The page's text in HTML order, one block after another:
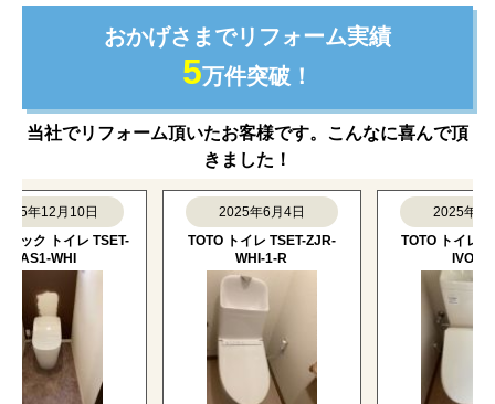
おかげさまでリフォーム実績
5万件突破！
当社でリフォーム頂いたお客様です。こんなに喜んで頂
きました！
12月10日
トイレ TSET-
WHI
2025年6月4日
TOTO トイレ TSET-ZJR-
WHI-1-R
2025年6月4日
TOTO トイレ TSET-
IVO-1-R